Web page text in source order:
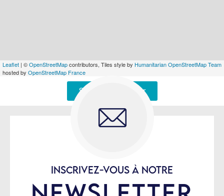
Leaflet | ©OpenStreetMapcontributors, Tiles style by Humanitarian OpenStreetMap Team
hosted by OpenStreetMap France
Signaler une erreur
INSCRIVEZ-VOUS À NOTRE